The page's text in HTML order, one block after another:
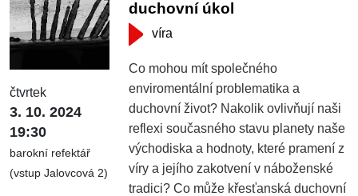
čtvrtek
3. 10. 2024
19:30
barokní refektář
(vstup Jalovcová 2)
duchovní úkol
víra
Co mohou mít společného
enviromentální problematika a
duchovní život? Nakolik ovlivňují naši
reflexi současného stavu planety naše
východiska a hodnoty, které pramení z
víry a jejího zakotvení v náboženské
tradici? Co může křesťanská duchovní